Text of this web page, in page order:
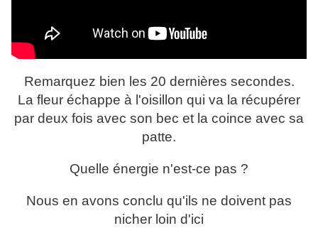
Remarquez bien les 20 dernières secondes.
La fleur échappe à l'oisillon qui va la récupérer
par deux fois avec son bec et la coince avec sa
patte.
Quelle énergie n'est-ce pas ?
Nous en avons conclu qu'ils ne doivent pas
nicher loin d'ici